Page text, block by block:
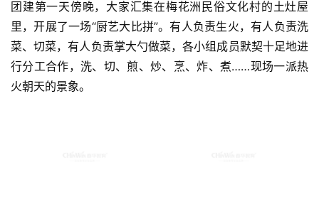
团建第一天傍晚，大家汇集在梅花洲民俗文化村的土灶屋
里，开展了一场“厨艺大比拼”。有人负责生火，有人负责洗
菜、切菜，有人负责掌大勺做菜，各小组成员默契十足地进
行分工合作，洗、切、煎、炒、烹、炸、煮……现场一派热
火朝天的景象。